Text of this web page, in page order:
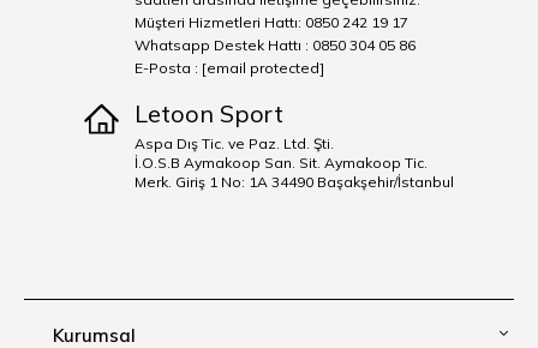
Kurumsal
Müşteri Hizmetleri Hattı: 0850 242 19 17
Whatsapp Destek Hattı : 0850 304 05 86
E-Posta : [email protected]
Letoon Sport
Aspa Dış Tic. ve Paz. Ltd. Şti.
İ.O.S.B Aymakoop San. Sit. Aymakoop Tic.
Merk. Giriş 1 No: 1A 34490 Başakşehir/İstanbul